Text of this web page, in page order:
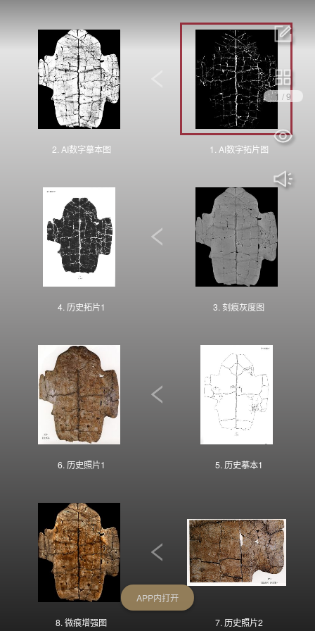
1. AI数字拓片图
2. AI数字摹本图
3. 刻痕灰度图
4. 历史拓片1
5. 历史摹本1
6. 历史照片1
7. 历史照片2
8. 微痕增强图
1 /9
APP内打开